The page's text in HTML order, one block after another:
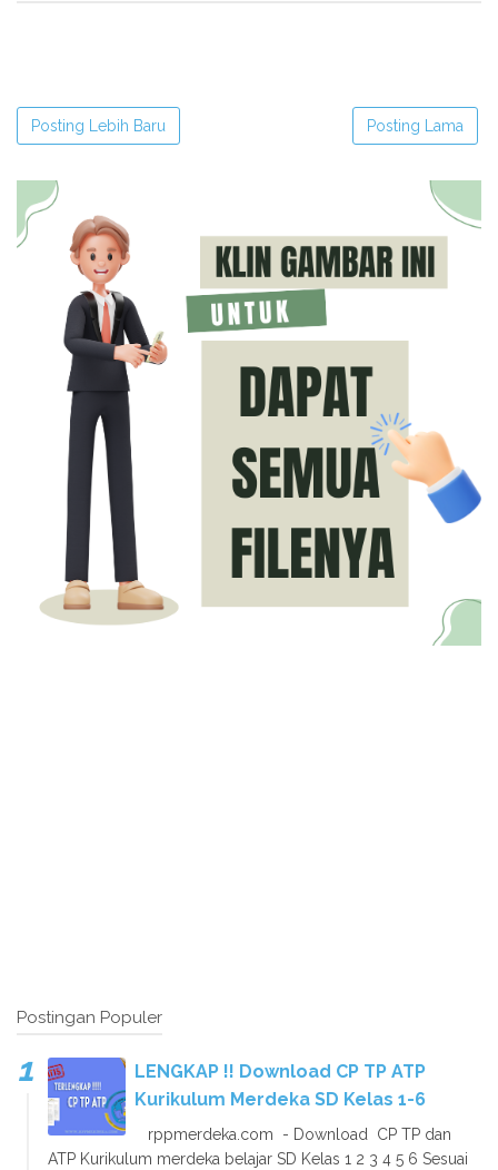
Posting Lebih Baru Posting Lama
Postingan Populer
LENGKAP !! Download CP TP ATP
Kurikulum Merdeka SD Kelas 1-6
rppmerdeka.com - Download CP TP dan
ATP Kurikulum merdeka belajar SD Kelas 1 2 3 4 5 6 Sesuai